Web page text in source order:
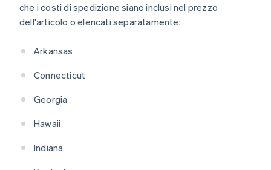
che i costi di spedizione siano inclusi nel prezzo
dell'articolo o elencati separatamente:
Arkansas
Connecticut
Georgia
Hawaii
Indiana